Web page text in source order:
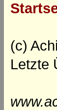
(c)
Letzte